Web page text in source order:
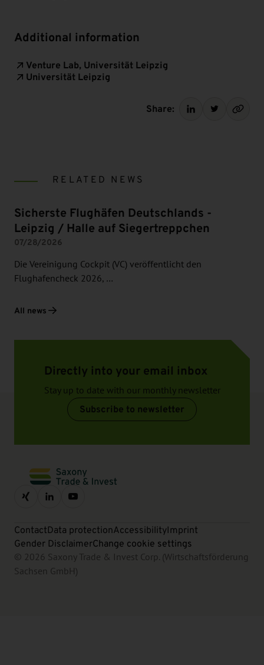
Additional information
Venture Lab, Universität Leipzig
Universität Leipzig
Share:
RELATED NEWS
Sicherste Flughäfen Deutschlands -
Leipzig / Halle auf Siegertreppchen
07/28/2026
Die Vereinigung Cockpit (VC) veröffentlicht den
Flughafencheck 2026, …
All news
Directly into your email inbox
Stay up to date with our monthly newsletter
Subscribe to newsletter
ContactData protectionAccessibilityImprint
Gender DisclaimerChange cookie settings
© 2026 Saxony Trade & Invest Corp. (Wirtschaftsförderung
Sachsen GmbH)